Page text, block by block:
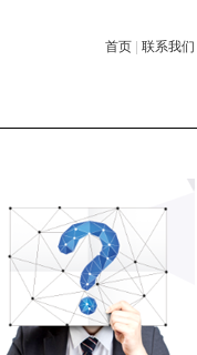
首页 联系我们